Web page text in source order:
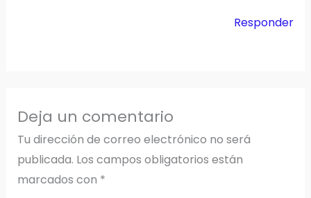
Responder
Deja un comentario
Tu dirección de correo electrónico no será
publicada. Los campos obligatorios están
marcados con *